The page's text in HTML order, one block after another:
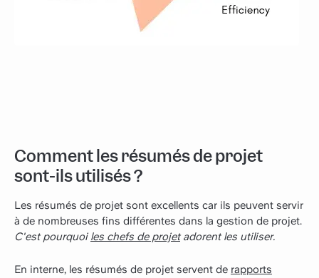
Comment les résumés de projet
sont-ils utilisés ?
Les résumés de projet sont excellents car ils peuvent servir
à de nombreuses fins différentes dans la gestion de projet.
C'est pourquoi les chefs de projetadorent les utiliser.
En interne, les résumés de projet servent de rapports